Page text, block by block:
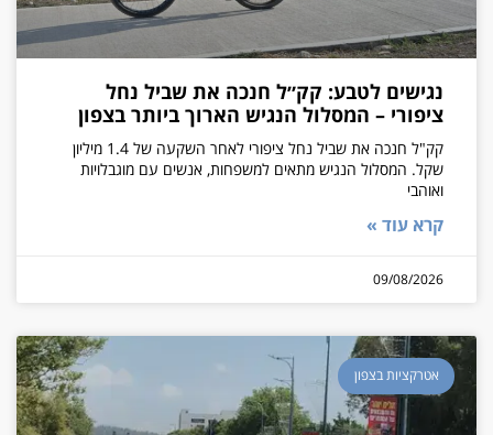
נגישים לטבע: קק״ל חנכה את שביל נחל
ציפורי – המסלול הנגיש הארוך ביותר בצפון
קק"ל חנכה את שביל נחל ציפורי לאחר השקעה של 1.4 מיליון
שקל. המסלול הנגיש מתאים למשפחות, אנשים עם מוגבלויות
ואוהבי
קרא עוד »
09/08/2026
אטרקציות בצפון